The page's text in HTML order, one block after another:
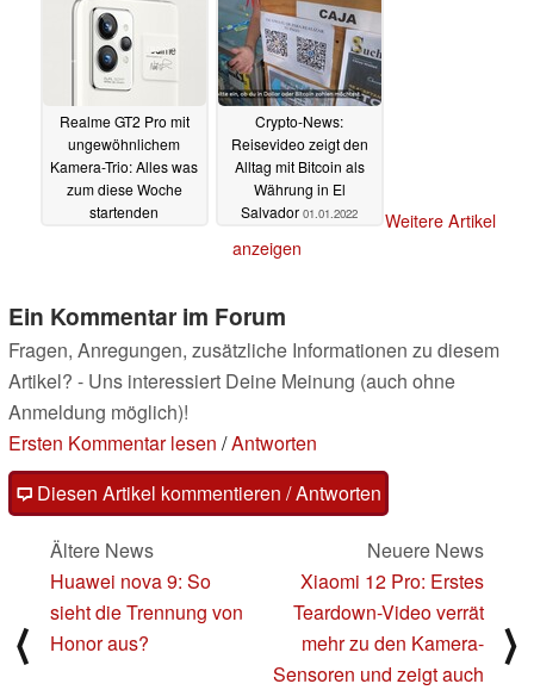
Realme GT2 Pro mit
ungewöhnlichem
Kamera-Trio: Alles was
zum diese Woche
startenden
Crypto-News:
Reisevideo zeigt den
Alltag mit Bitcoin als
Währung in El
Salvador 01.01.2022
Weitere Artikel
anzeigen
Ein Kommentar im Forum
Fragen, Anregungen, zusätzliche Informationen zu diesem
Artikel? - Uns interessiert Deine Meinung (auch ohne
Anmeldung möglich)!
Ersten Kommentar lesen /Antworten
Diesen Artikel kommentieren / Antworten
⟨
Ältere News
Huawei nova 9: So
sieht die Trennung von
Honor aus?
Neuere News
Xiaomi 12 Pro: Erstes
Teardown-Video verrät
mehr zu den Kamera-
Sensoren und zeigt auch
⟩